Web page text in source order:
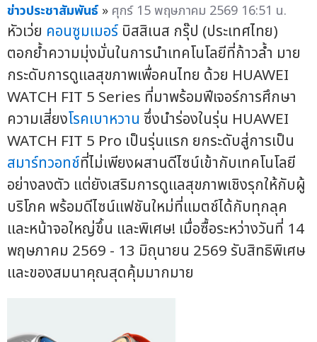
ข่าวประชาสัมพันธ์ » ศุกร์ 15 พฤษภาคม 2569 16:51 น.
หัวเว่ย คอนซูมเมอร์ บิสสิเนส กรุ๊ป (ประเทศไทย)
ตอกย้ำความมุ่งมั่นในการนำเทคโนโลยีที่ก้าวล้ำ มาย
กระดับการดูแลสุขภาพเพื่อคนไทย ด้วย HUAWEI
WATCH FIT 5 Series ที่มาพร้อมฟีเจอร์การศึกษา
ความเสี่ยงโรคเบาหวาน ซึ่งนำร่องในรุ่น HUAWEI
WATCH FIT 5 Pro เป็นรุ่นแรก ยกระดับสู่การเป็น
สมาร์ทวอทช์ที่ไม่เพียงผสานดีไซน์เข้ากับเทคโนโลยี
อย่างลงตัว แต่ยังเสริมการดูแลสุขภาพเชิงรุกให้กับผู้
บริโภค พร้อมดีไซน์แฟชันใหม่ที่แมตช์ได้กับทุกลุค
และหน้าจอใหญ่ขึ้น และพิเศษ! เมื่อซื้อระหว่างวันที่ 14
พฤษภาคม 2569 - 13 มิถุนายน 2569 รับสิทธิพิเศษ
และของสมนาคุณสุดคุ้มมากมาย